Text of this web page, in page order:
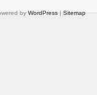
byWordPress|Sitemap